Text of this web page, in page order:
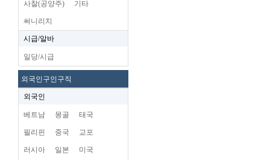
사찰(공양주) 기타
써니리치
시급/알바
일당/시급
외국인구인구직
외국인
베트남 몽골 태국
필리핀 중국 교포
러시아 일본 미국